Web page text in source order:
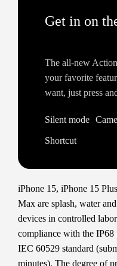
Get in on
The all‑new
your favorite
want, just press
Silent mode
Shortcut
iPhone 15, iPhone 15
Max are splash, water
devices in controlled
compliance with the IP68
IEC 60529 standard
minutes). The degree of